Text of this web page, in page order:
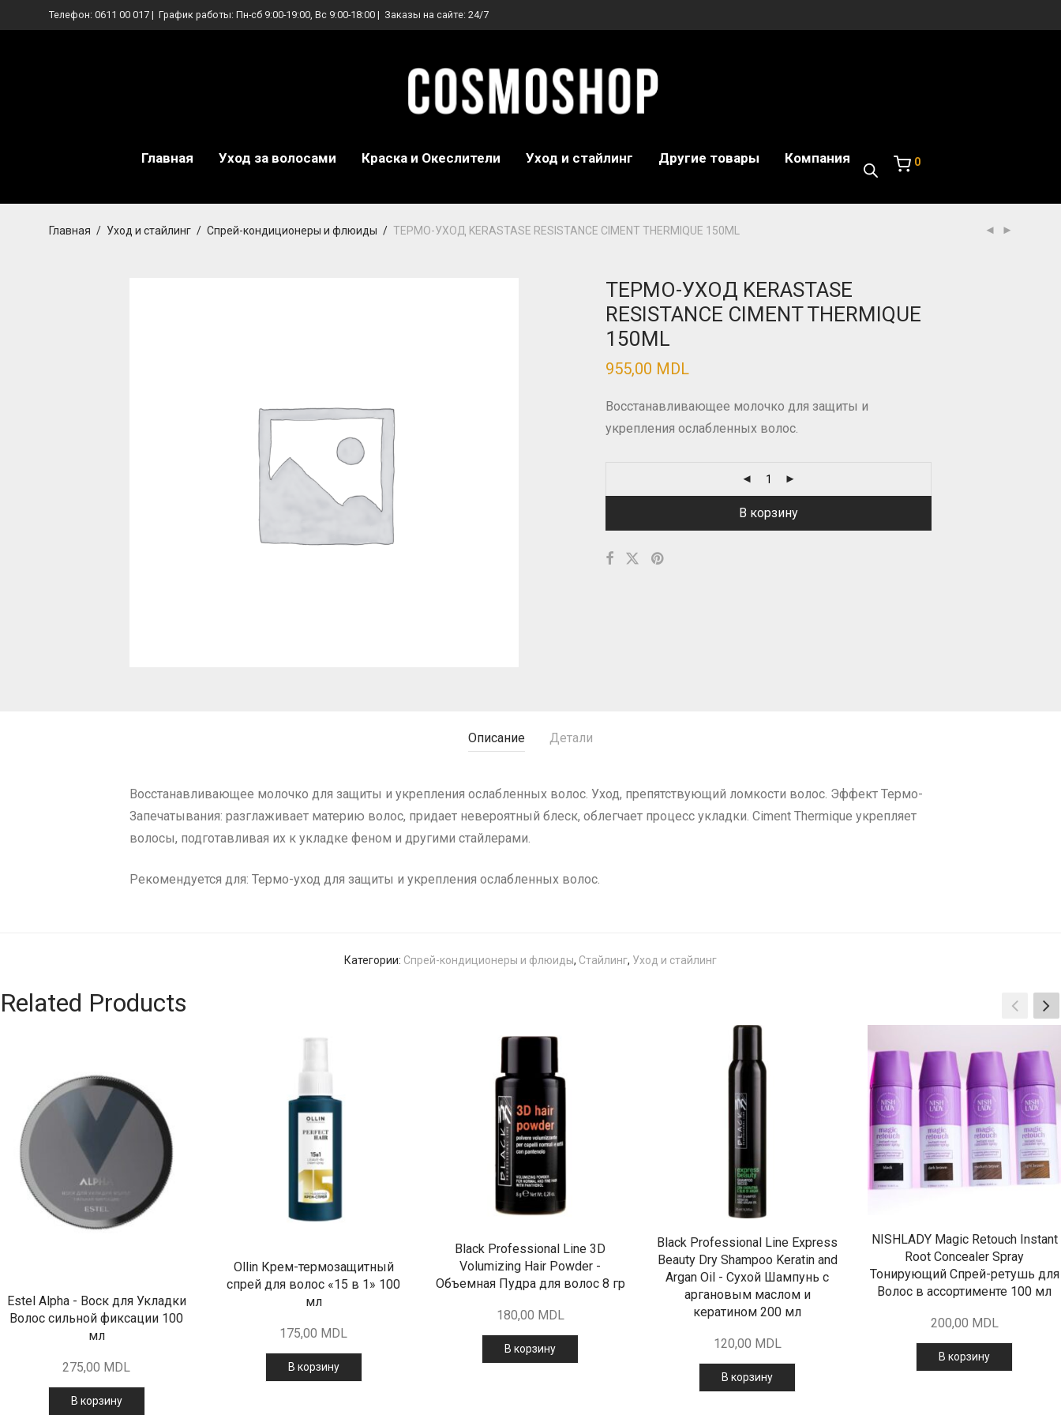
Телефон: 0611 00 017 | График работы: Пн-сб 9:00-19:00, Вс 9:00-18:00 | Заказы на сайте: 24/7
Главная Уход за волосами Краска и Океслители Уход и стайлинг Другие товары Компания 0
Главная / Уход и стайлинг / Спрей-кондиционеры и флюиды / ТЕРМО-УХОД KERASTASE RESISTANCE CIMENT THERMIQUE 150ML
ТЕРМО-УХОД KERASTASE
RESISTANCE CIMENT THERMIQUE
150ML
955,00 MDL
Восстанавливающее молочко для защиты и
укрепления ослабленных волос.
В корзину
Описание Детали
Восстанавливающее молочко для защиты и укрепления ослабленных волос. Уход, препятствующий ломкости волос. Эффект Термо-
Запечатывания: разглаживает материю волос, придает невероятный блеск, облегчает процесс укладки. Ciment Thermique укрепляет
волосы, подготавливая их к укладке феном и другими стайлерами.
Рекомендуется для: Термо-уход для защиты и укрепления ослабленных волос.
Категории: Спрей-кондиционеры и флюиды, Стайлинг, Уход и стайлинг
Related Products
Estel Alpha - Воск для Укладки
Волос сильной фиксации 100
мл
275,00 MDL
В корзину
Ollin Крем-термозащитный
спрей для волос «15 в 1» 100
мл
175,00 MDL
В корзину
Black Professional Line 3D
Volumizing Hair Powder -
Объемная Пудра для волос 8 гр
180,00 MDL
В корзину
Black Professional Line Express
Beauty Dry Shampoo Keratin and
Argan Oil - Сухой Шампунь с
аргановым маслом и
кератином 200 мл
120,00 MDL
В корзину
NISHLADY Magic Retouch Instant
Root Concealer Spray
Тонирующий Спрей-ретушь для
Волос в ассортименте 100 мл
200,00 MDL
В корзину